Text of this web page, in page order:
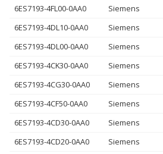
6ES7193-4FL00-0AA0 Siemens
6ES7193-4DL10-0AA0 Siemens
6ES7193-4DL00-0AA0 Siemens
6ES7193-4CK30-0AA0 Siemens
6ES7193-4CG30-0AA0 Siemens
6ES7193-4CF50-0AA0 Siemens
6ES7193-4CD30-0AA0 Siemens
6ES7193-4CD20-0AA0 Siemens